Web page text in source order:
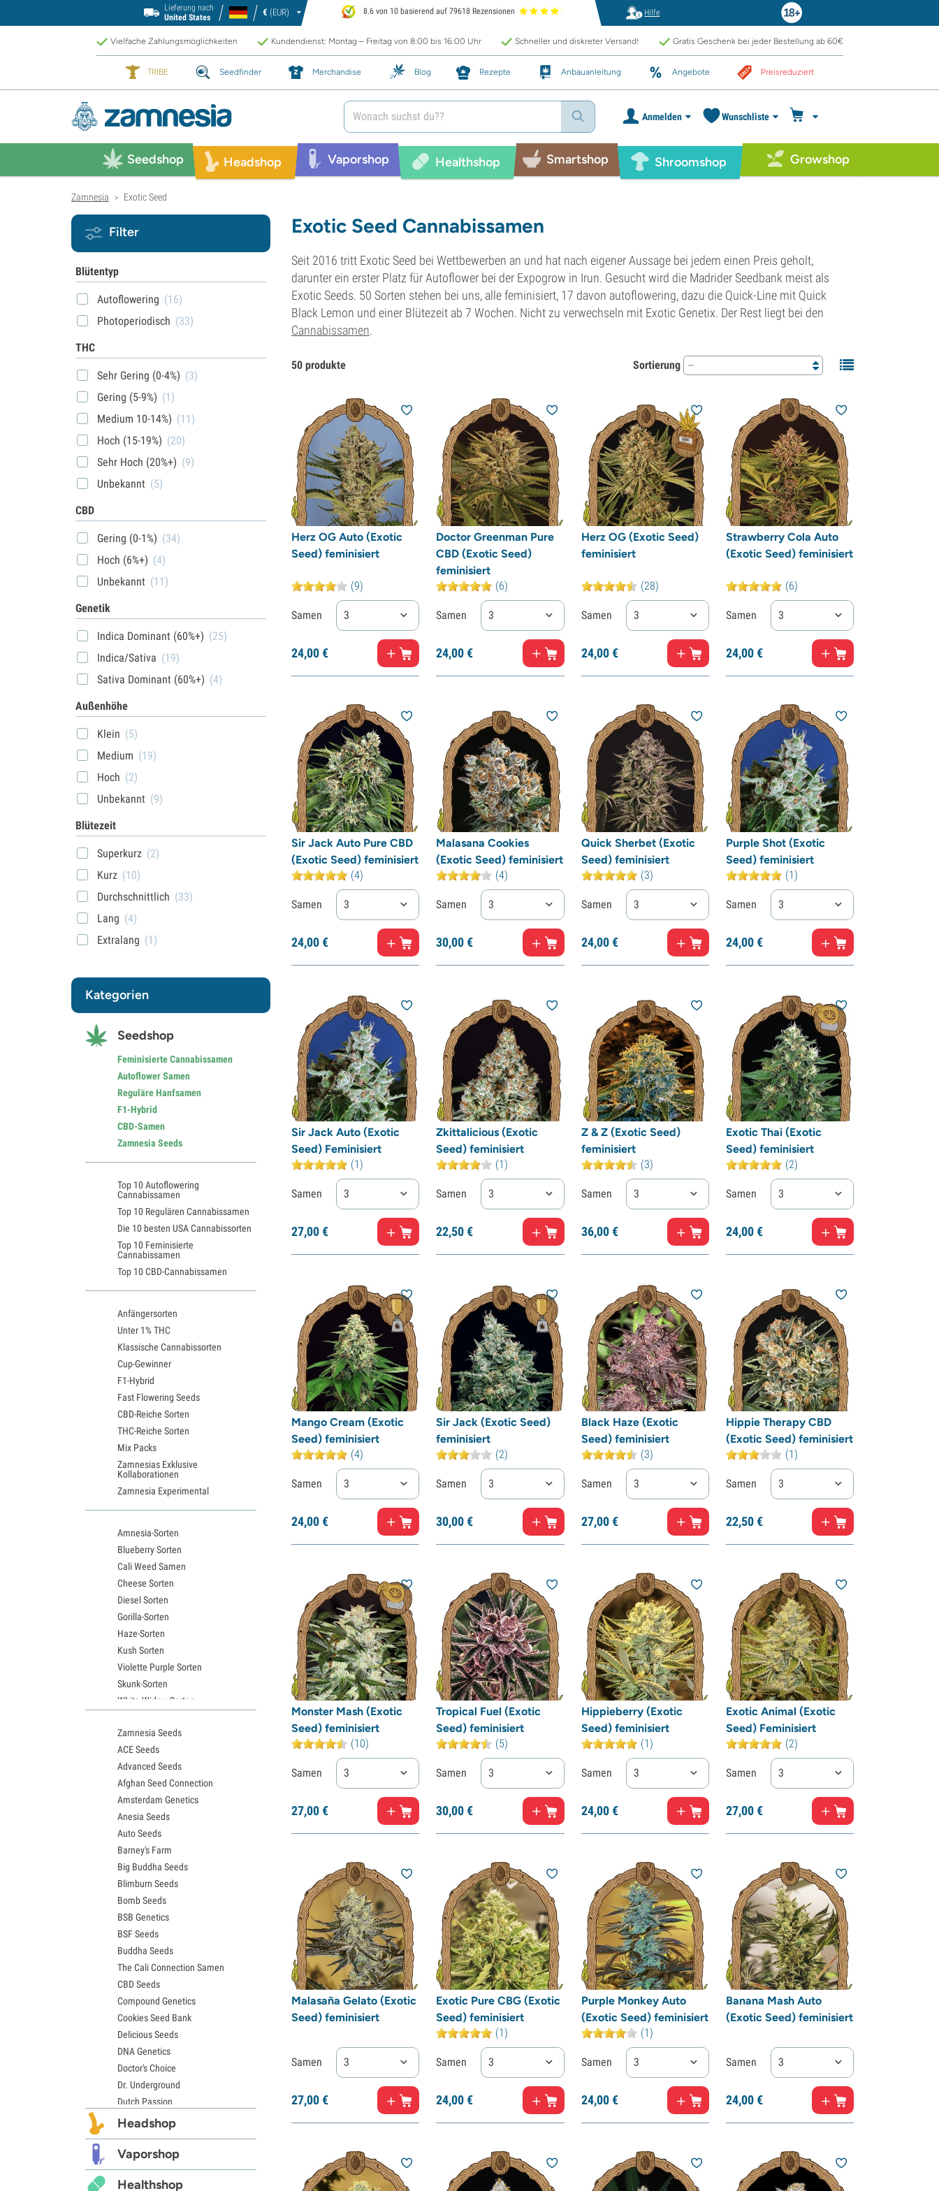
Lieferung nach
United States
€ (EUR) 8.6 von 10 basierend auf 79618 Rezensionen Hilfe
Vielfache Zahlungsmöglichkeiten Kundendienst: Montag – Freitag von 8:00 bis 16:00 Uhr Schneller und diskreter Versand! Gratis Geschenk bei jeder Bestellung ab 60€
TRIBE Seedfinder Merchandise Blog Rezepte Anbauanleitung Angebote Preisreduziert
Anmelden Wunschliste
Seedshop Headshop Vaporshop Healthshop Smartshop Shroomshop Growshop
Zamnesia > Exotic Seed
Exotic Seed Cannabissamen
Seit 2016 tritt Exotic Seed bei Wettbewerben an und hat nach eigener Aussage bei jedem einen Preis geholt,
darunter ein erster Platz für Autoflower bei der Expogrow in Irun. Gesucht wird die Madrider Seedbank meist als
Exotic Seeds. 50 Sorten stehen bei uns, alle feminisiert, 17 davon autoflowering, dazu die Quick-Line mit Quick
Black Lemon und einer Blütezeit ab 7 Wochen. Nicht zu verwechseln mit Exotic Genetix. Der Rest liegt bei den
Cannabissamen.
50 produkte Sortierung --
Herz OG Auto (Exotic
Seed) feminisiert
(9)
Samen 3
24,00€
Doctor Greenman Pure
CBD (Exotic Seed)
feminisiert
(6)
Samen 3
24,00€
Herz OG (Exotic Seed)
feminisiert
(28)
Samen 3
24,00€
Strawberry Cola Auto
(Exotic Seed) feminisiert
(6)
Samen 3
24,00€
Sir Jack Auto Pure CBD
(Exotic Seed) feminisiert
(4)
Samen 3
24,00€
Malasana Cookies
(Exotic Seed) feminisiert
(4)
Samen 3
30,00€
Quick Sherbet (Exotic
Seed) feminisiert
(3)
Samen 3
24,00€
Purple Shot (Exotic
Seed) feminisiert
(1)
Samen 3
24,00€
Sir Jack Auto (Exotic
Seed) Feminisiert
(1)
Samen 3
27,00€
Zkittalicious (Exotic
Seed) feminisiert
(1)
Samen 3
22,50€
Z & Z (Exotic Seed)
feminisiert
(3)
Samen 3
36,00€
Exotic Thai (Exotic
Seed) feminisiert
(2)
Samen 3
24,00€
Mango Cream (Exotic
Seed) feminisiert
(4)
Samen 3
24,00€
Sir Jack (Exotic Seed)
feminisiert
(2)
Samen 3
30,00€
Black Haze (Exotic
Seed) feminisiert
(3)
Samen 3
27,00€
Hippie Therapy CBD
(Exotic Seed) feminisiert
(1)
Samen 3
22,50€
Monster Mash (Exotic
Seed) feminisiert
(10)
Samen 3
27,00€
Tropical Fuel (Exotic
Seed) feminisiert
(5)
Samen 3
30,00€
Hippieberry (Exotic
Seed) feminisiert
(1)
Samen 3
24,00€
Exotic Animal (Exotic
Seed) Feminisiert
(2)
Samen 3
27,00€
Malasaña Gelato (Exotic
Seed) feminisiert
Samen 3
27,00€
Exotic Pure CBG (Exotic
Seed) feminisiert
(1)
Samen 3
24,00€
Purple Monkey Auto
(Exotic Seed) feminisiert
(1)
Samen 3
24,00€
Banana Mash Auto
(Exotic Seed) feminisiert
Samen 3
24,00€
Filter
Blütentyp
Autoflowering (16)
Photoperiodisch (33)
THC
Sehr Gering (0-4%) (3)
Gering (5-9%) (1)
Medium 10-14%) (11)
Hoch (15-19%) (20)
Sehr Hoch (20%+) (9)
Unbekannt (5)
CBD
Gering (0-1%) (34)
Hoch (6%+) (4)
Unbekannt (11)
Genetik
Indica Dominant (60%+) (25)
Indica/Sativa (19)
Sativa Dominant (60%+) (4)
Außenhöhe
Klein (5)
Medium (19)
Hoch (2)
Unbekannt (9)
Blütezeit
Superkurz (2)
Kurz (10)
Durchschnittlich (33)
Lang (4)
Extralang (1)
Kategorien
Seedshop
Feminisierte Cannabissamen
Autoflower Samen
Reguläre Hanfsamen
F1-Hybrid
CBD-Samen
Zamnesia Seeds
Top 10 Autoflowering
Cannabissamen
Top 10 Regulären Cannabissamen
Die 10 besten USA Cannabissorten
Top 10 Feminisierte
Cannabissamen
Top 10 CBD-Cannabissamen
Anfängersorten
Unter 1% THC
Klassische Cannabissorten
Cup-Gewinner
F1-Hybrid
Fast Flowering Seeds
CBD-Reiche Sorten
THC-Reiche Sorten
Mix Packs
Zamnesias Exklusive
Kollaborationen
Zamnesia Experimental
Amnesia-Sorten
Blueberry Sorten
Cali Weed Samen
Cheese Sorten
Diesel Sorten
Gorilla-Sorten
Haze-Sorten
Kush Sorten
Violette Purple Sorten
Skunk-Sorten
White Widow Sorten
Granddaddy Purple Samen
OG Kush Samen
Blue Dream Samen
Lemon Haze Samen
Bruce Banner Samen
Gelato Samen
Sour Diesel Samen
Jack Herer Samen
Girl Scout Cookies Samen
Wedding Cake Samen
Zkittlez Samen
Pineapple Express Samen
Chemdawg Samen
Hindu Kush Samen
Mimosa Samen
Zamnesia Seeds
ACE Seeds
Advanced Seeds
Afghan Seed Connection
Amsterdam Genetics
Anesia Seeds
Auto Seeds
Barney's Farm
Big Buddha Seeds
Blimburn Seeds
Bomb Seeds
BSB Genetics
BSF Seeds
Buddha Seeds
The Cali Connection Samen
CBD Seeds
Compound Genetics
Cookies Seed Bank
Delicious Seeds
DNA Genetics
Doctor's Choice
Dr. Underground
Dutch Passion
Elite Seeds
Exotic Seed
Expert Seeds
FastBuds
Headshop
Vaporshop
Healthshop